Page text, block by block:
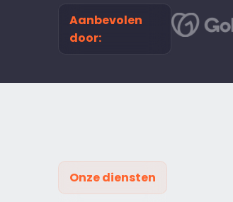
Aanbevolen
door:
Onze diensten